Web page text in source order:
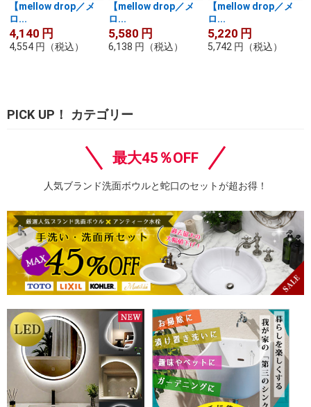
【mellow drop／メ
ロ...
4,140 円
4,554 円 （税込）
【mellow drop／メ
ロ...
5,580 円
6,138 円 （税込）
【mellow drop／メ
ロ...
5,220 円
5,742 円 （税込）
PICK UP！ カテゴリー
最大45％OFF
人気ブランド洗面ボウルと蛇口のセットが超お得！